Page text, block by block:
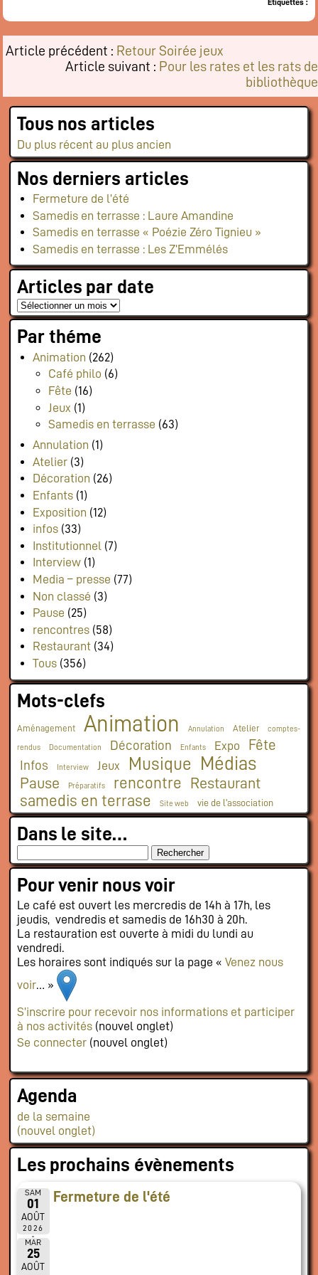
Où / Contact
Venez nous voir
Nous écrire
Participez !
S’inscrire
Animations
Animation régulières
Prochains événements par catégories
Tous les évènements par dates
Agenda de la semaine (nouvel onglet)
Mentions légales
Flux RSS articles
Flux RSS événements
Rapports et documents
Etiquettes :
Article précédent : Retour Soirée jeux
Article suivant : Pour les rates et les rats de
bibliothèque
Tous nos articles
Du plus récent au plus ancien
Nos derniers articles
Fermeture de l’été
Samedis en terrasse : Laure Amandine
Samedis en terrasse « Poézie Zéro Tignieu »
Samedis en terrasse : Les Z’Emmélés
Articles par date
Par théme
Animation (262)
Café philo (6)
Fête (16)
Jeux (1)
Samedis en terrasse (63)
Annulation (1)
Atelier(3)
Décoration (26)
Enfants(1)
Exposition (12)
infos(33)
Institutionnel (7)
Interview(1)
Media – presse (77)
Non classé (3)
Pause (25)
rencontres(58)
Restaurant(34)
Tous(356)
Mots-clefs
Aménagement Animation Annulation Atelier comptes-
rendus Documentation Décoration Enfants Expo Fête
Infos Interview Jeux Musique Médias
Pause Préparatifs rencontre Restaurant
samedis en terrase Site web vie de l'association
Dans le site…
Pour venir nous voir
Le café est ouvert les mercredis de 14h à 17h, les
jeudis, vendredis et samedis de 16h30 à 20h.
La restauration est ouverte à midi du lundi au
vendredi.
Les horaires sont indiqués sur la page « Venez nous
voir… »
S’inscrire pour recevoir nos informations et participer
à nos activités(nouvel onglet)
Se connecter(nouvel onglet)
Agenda
de la semaine
(nouvel onglet)
Les prochains évènements
SAM
01
AOÛT
2026
MAR
25
AOÛT
Fermeture de l'été